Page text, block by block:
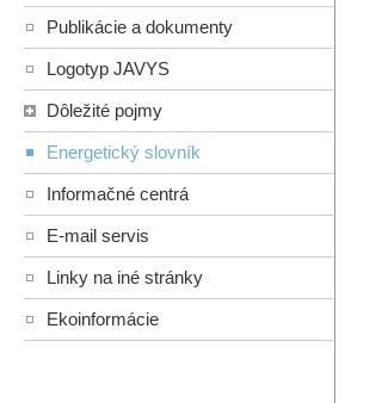
Publikácie a dokumenty
Logotyp JAVYS
Dôležité pojmy
Energetický slovník
Informačné centrá
E-mail servis
Linky na iné stránky
Ekoinformácie